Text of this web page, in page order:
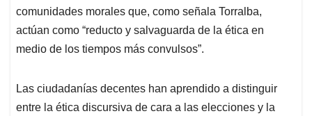
comunidades morales que, como señala Torralba,
actúan como “reducto y salvaguarda de la ética en
medio de los tiempos más convulsos”.
Las ciudadanías decentes han aprendido a distinguir
entre la ética discursiva de cara a las elecciones y la